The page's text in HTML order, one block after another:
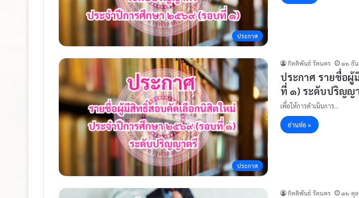
ประกาศ
ประกาศ
กิตติพันธ์ รัตนคร ๑๖ ธั
ประกาศ รายชื่อ
ที่ ๑) ระดับปริญญ
เพื่อให้การดำเนินการ…
อ่านต่อ »
กิตติพันธ์ รัตนคร ๑๖ ตุ